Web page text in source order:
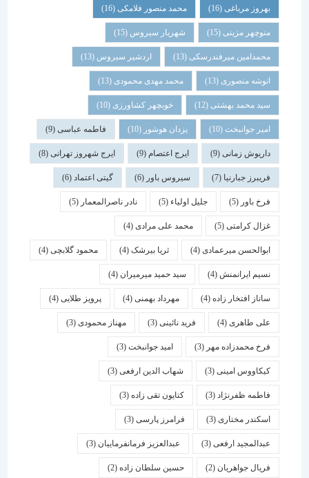
بهروز مرباغی (16) محمد منصور فلامکی (16)
منوچهر مزینی(15) شهریار سیروس(15)
محمدامین میرفندرسکی(13) اردشیر سیروس(13)
انوشه منصوری(13) محمد مهدی محمودی(13)
سید محمد بهشتی(12) خوبچهر کشاورزی(10)
امیر جوانبخت(10) یزدان هوشور(10) فاطمه عباسی(9)
داریوش زمانی(9) ایرج اعتصام(9) ایرج شهروز تهرانی(8)
فریبرز جبارنیا(7) سیروس باور(6) گیتی اعتماد(6)
فرخ باور(5) جلیل اولیاء(5) نادر ناصرالمعمار (5)
غزال کرامتی(5) محمد علی مرادی(4)
ابوالحسن میرعمادی(4) ثریا بیرشک(4) محمود گلابچی(4)
نسیم ایرانمنش(4) سید حمید میرمیران(4)
ساناز افتخار زاده(4) مهرداد بهمنی (4) پرویز طلایی(4)
علی طاهری(4) فرید نائینی(3) مهناز محمودی(3)
فرخ محمدزاده مهر(3) امید جوانبخت(3)
کیکاووس امینی(3) شهاب الدین ارفعی(3)
فاطمه ظفرنژاد(3) کتایون تقی زاده(3)
اسكندر مختاری (3) فرامرز پارسی(3)
عبدالمجید ارفعی(3) عبدالعزیز فرمانفرماییان(3)
فریال جواهریان(2) حسین سلطان زاده(2)